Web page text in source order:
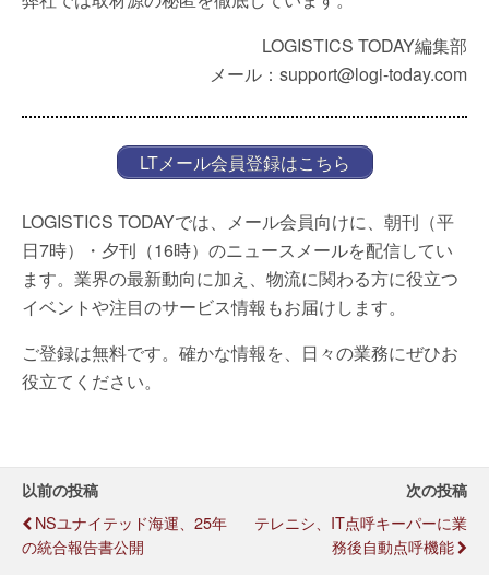
LOGISTICS TODAY編集部
メール：support@logi-today.com
LTメール会員登録はこちら
LOGISTICS TODAYでは、メール会員向けに、朝刊（平
日7時）・夕刊（16時）のニュースメールを配信してい
ます。業界の最新動向に加え、物流に関わる方に役立つ
イベントや注目のサービス情報もお届けします。
ご登録は無料です。確かな情報を、日々の業務にぜひお
役立てください。
以前の投稿
NSユナイテッド海運、25年
の統合報告書公開
次の投稿
テレニシ、IT点呼キーパーに業
務後自動点呼機能